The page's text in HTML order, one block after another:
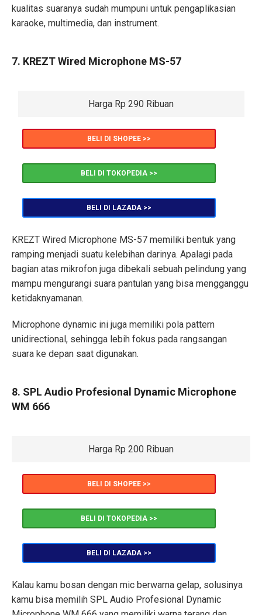
kualitas suaranya sudah mumpuni untuk pengaplikasian
karaoke, multimedia, dan instrument.
7. KREZT Wired Microphone MS-57
Harga Rp 290 Ribuan
BELI DI SHOPEE >>
BELI DI TOKOPEDIA >>
BELI DI LAZADA >>
KREZT Wired Microphone MS-57 memiliki bentuk yang
ramping menjadi suatu kelebihan darinya. Apalagi pada
bagian atas mikrofon juga dibekali sebuah pelindung yang
mampu mengurangi suara pantulan yang bisa mengganggu
ketidaknyamanan.
Microphone dynamic ini juga memiliki pola pattern
unidirectional, sehingga lebih fokus pada rangsangan
suara ke depan saat digunakan.
8. SPL Audio Profesional Dynamic Microphone
WM 666
Harga Rp 200 Ribuan
BELI DI SHOPEE >>
BELI DI TOKOPEDIA >>
BELI DI LAZADA >>
Kalau kamu bosan dengan mic berwarna gelap, solusinya
kamu bisa memilih SPL Audio Profesional Dynamic